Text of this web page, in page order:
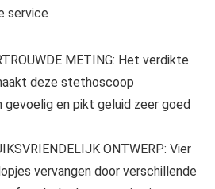
service
METING: Het verdikte
deze stethoscoop
en pikt geluid zeer goed
ONTWERP: Vier
vervangen door verschillende